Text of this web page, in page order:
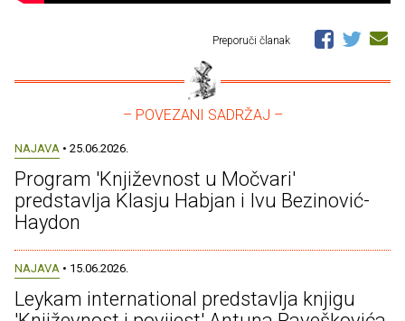
Preporuči članak
– POVEZANI SADRŽAJ –
NAJAVA • 25.06.2026.
Program 'Književnost u Močvari'
predstavlja Klasju Habjan i Ivu Bezinović-
Haydon
NAJAVA • 15.06.2026.
Leykam international predstavlja knjigu